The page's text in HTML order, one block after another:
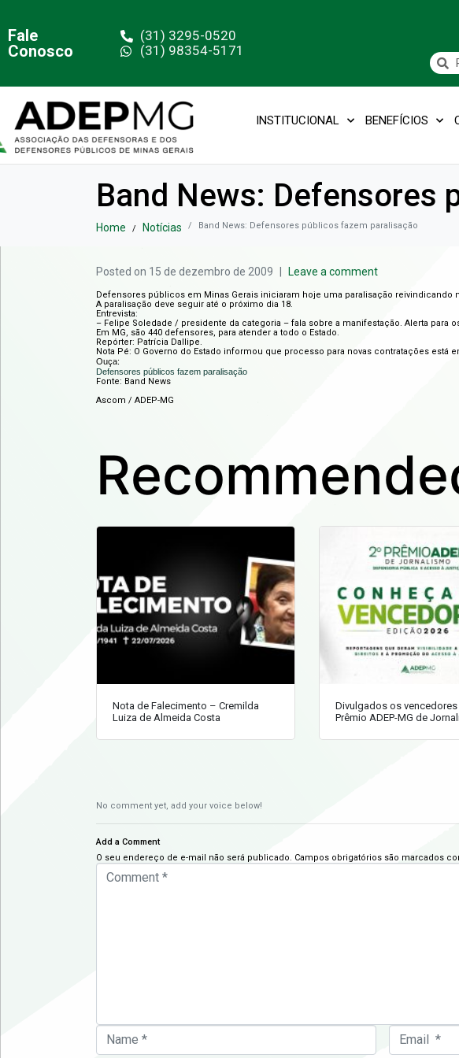
Fale
Conosco
(31) 3295-0520
(31) 98354-5171
INSTITUCIONAL BENEFÍCIOS
Band News: Defensores
Home Notícias Band News: Defensores públicos fazem paralisação
Posted on 15 de dezembro de 2009 Leave a comment
Defensores públicos em Minas Gerais iniciaram hoje uma paralisação
A paralisação deve seguir até o próximo dia 18.
Entrevista:
– Felipe Soledade / presidente da categoria – fala sobre a manifestação. Alerta para
Em MG, são 440 defensores, para atender a todo o Estado.
Repórter: Patrícia Dallipe.
Nota Pé: O Governo do Estado informou que processo para novas contratações está
Ouça:
Defensores públicos fazem paralisação
Fonte: Band News
Ascom / ADEP-MG
Nota de Falecimento – Cremilda
Luiza de Almeida Costa
Divulgados os vencedores
Prêmio ADEP-MG de
No comment yet, add your voice below!
Add a Comment
O seu endereço de e-mail não será publicado. Campos obrigatórios são marcados
C
N
E